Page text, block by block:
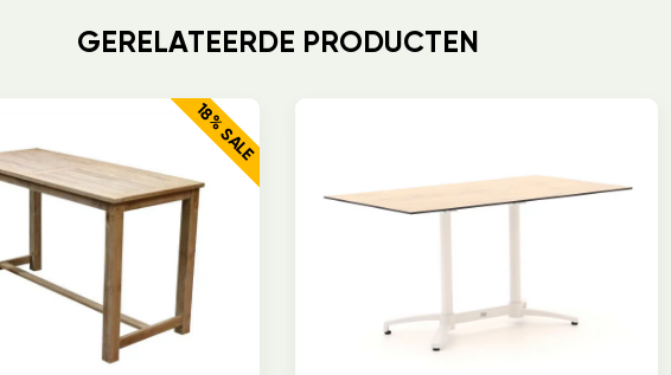
GERELATEERDE PRODUCTEN
18% SALE